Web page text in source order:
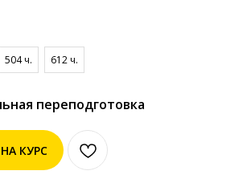
504 ч. 612 ч.
переподготовка
КУРС